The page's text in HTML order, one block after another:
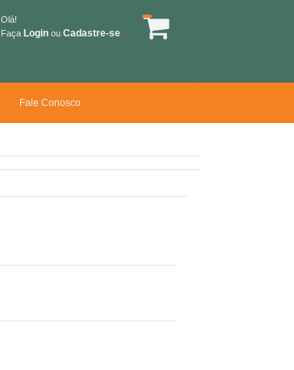
Olá!
Faça Login ou Cadastre-se
Fale Conosco